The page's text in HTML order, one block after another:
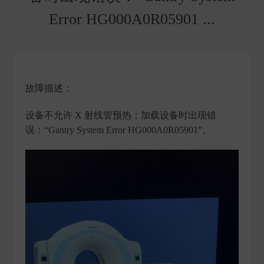
Error HG000A0R05901 ...
故障描述：
设备不允许 X 射线管预热；加载设备时出现错
误：“Gantry System Error HG000A0R05901”。